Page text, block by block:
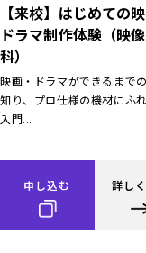
【来校】はじめての
ドラマ制作体験（映
科）
映画・ドラマができるまで
知り、プロ仕様の機材にふ
入門...
申し込む 詳し